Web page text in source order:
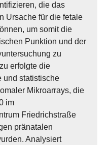
die das
Ursache für die fetale
um somit die
Punktion und der
zu
erfolgte die
und statistische
Mikroarrays, die
im
Friedrichstraße
pränatalen
Analysiert